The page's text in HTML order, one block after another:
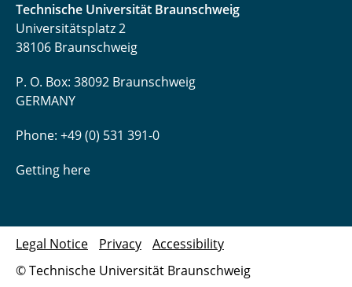
Technische Universität Braunschweig
Universitätsplatz 2
38106 Braunschweig
P. O. Box: 38092 Braunschweig
GERMANY
Phone: +49 (0) 531 391-0
Getting here
© Technische Universität Braunschweig
Legal Notice Privacy Accessibility